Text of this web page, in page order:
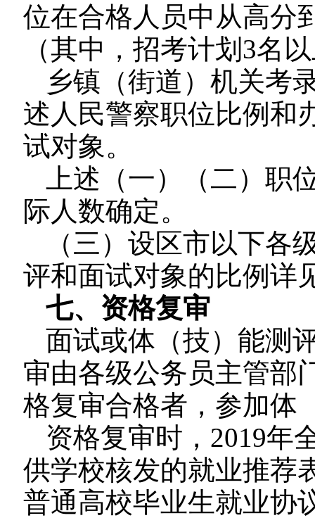
位在合格人员中从高分
（其中，招考计划3名
乡镇（街道）机关考
述人民警察职位比例和
试对象。
上述（一）（二）职
际人数确定。
（三）设区市以下各
评和面试对象的比例详
七、资格复审
面试或体（技）能测
审由各级公务员主管部
格复审合格者，参加体
资格复审时，2019年
供学校核发的就业推荐
普通高校毕业生就业协